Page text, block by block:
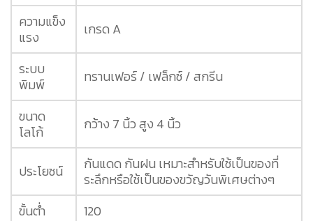
ความแข็ง
แรง
เกรด A
ระบบ
พิมพ์
ทรานเฟอร์ / เฟล็กซ์ / สกรีน
ขนาด
โลโก้
กว้าง 7 นิ้ว สูง 4 นิ้ว
ประโยชน์
กันแดด กันฝน เหมาะสำหรับใช้เป็นของที่
ระลึกหรือใช้เป็นของขวัญวันพิเศษต่างๆ
ขั้นต่ำ
120